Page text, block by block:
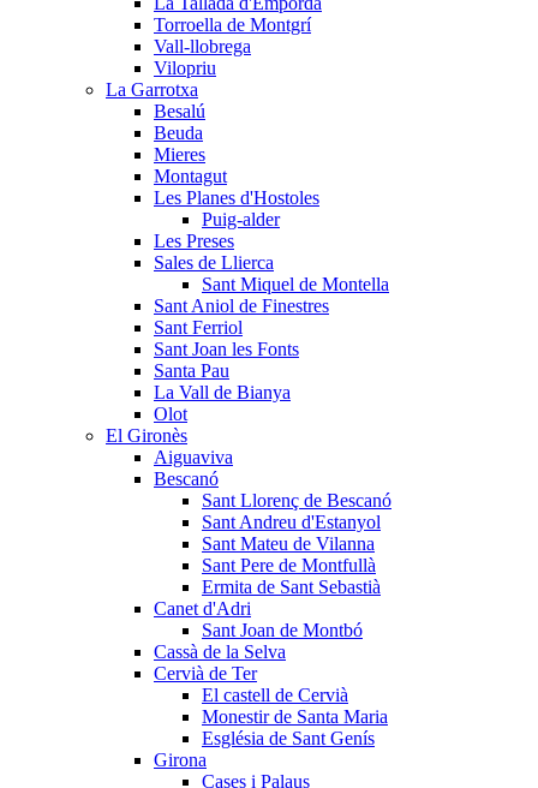
Torroella de Montgrí
Vall-llobrega
Vilopriu
La Garrotxa
Besalú
Beuda
Mieres
Montagut
Les Planes d'Hostoles
Puig-alder
Les Preses
Sales de Llierca
Sant Miquel de Montella
Sant Aniol de Finestres
Sant Ferriol
Sant Joan les Fonts
Santa Pau
La Vall de Bianya
Olot
El Gironès
Aiguaviva
Bescanó
Sant Llorenç de Bescanó
Sant Andreu d'Estanyol
Sant Mateu de Vilanna
Sant Pere de Montfullà
Ermita de Sant Sebastià
Canet d'Adri
Sant Joan de Montbó
Cassà de la Selva
Cervià de Ter
El castell de Cervià
Monestir de Santa Maria
Església de Sant Genís
Girona
Cases i Palaus